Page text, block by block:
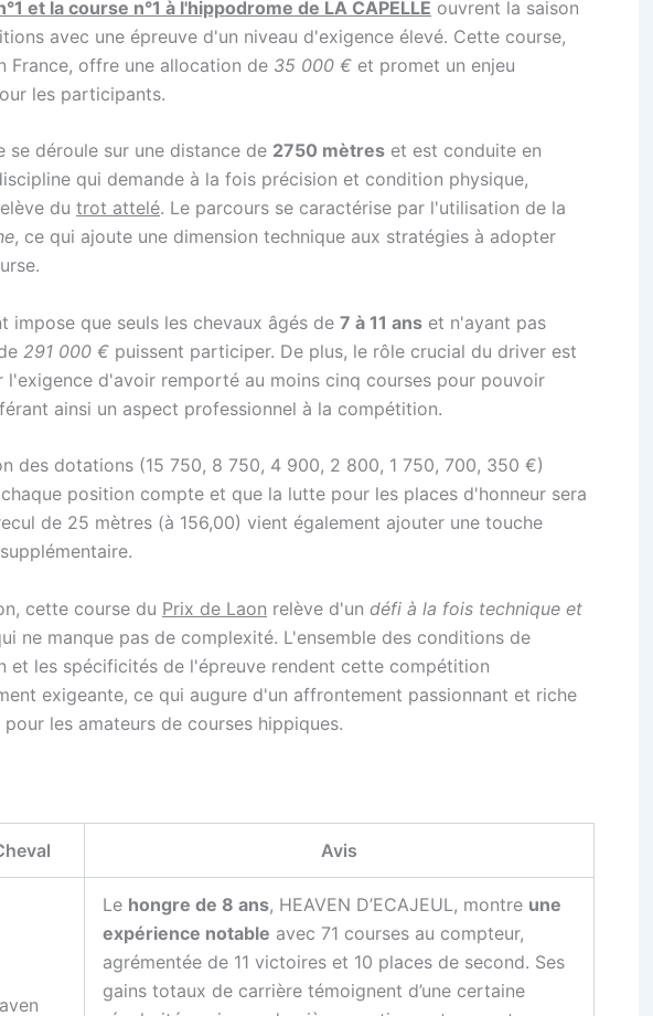
et la course n°1 à l'hippodrome de LA CAPELLE ouvrent la saison
avec une épreuve d'un niveau d'exigence élevé. Cette course,
France, offre une allocation de 35 000 € et promet un enjeu
les participants.
se déroule sur une distance de 2750 mètres et est conduite en
qui demande à la fois précision et condition physique,
du trot attelé. Le parcours se caractérise par l'utilisation de la
, ce qui ajoute une dimension technique aux stratégies à adopter
impose que seuls les chevaux âgés de 7 à 11 ans et n'ayant pas
291 000 € puissent participer. De plus, le rôle crucial du driver est
l'exigence d'avoir remporté au moins cinq courses pour pouvoir
ainsi un aspect professionnel à la compétition.
des dotations (15 750, 8 750, 4 900, 2 800, 1 750, 700, 350 €)
position compte et que la lutte pour les places d'honneur sera
de 25 mètres (à 156,00) vient également ajouter une touche
cette course du Prix de Laon relève d'un défi à la fois technique et
ne manque pas de complexité. L'ensemble des conditions de
et les spécificités de l'épreuve rendent cette compétition
exigeante, ce qui augure d'un affrontement passionnant et riche
pour les amateurs de courses hippiques.
Avis
Le hongre de 8 ans, HEAVEN D’ECAJEUL, montre une
expérience notable avec 71 courses au compteur,
agrémentée de 11 victoires et 10 places de second. Ses
gains totaux de carrière témoignent d’une certaine